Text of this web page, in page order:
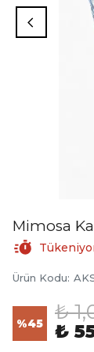
Mimosa
Ürün Kodu:
%45 ₺
₺